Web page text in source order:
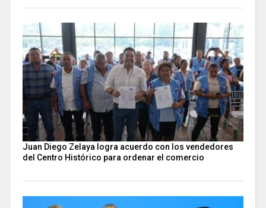
Juan Diego Zelaya logra acuerdo con los vendedores
del Centro Histórico para ordenar el comercio